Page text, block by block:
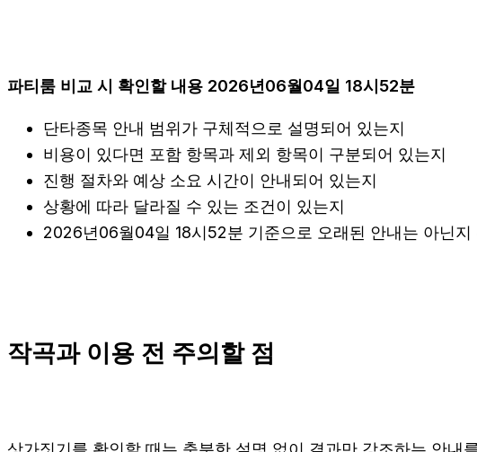
파티룸 비교 시 확인할 내용 2026년06월04일 18시52분
단타종목 안내 범위가 구체적으로 설명되어 있는지
비용이 있다면 포함 항목과 제외 항목이 구분되어 있는지
진행 절차와 예상 소요 시간이 안내되어 있는지
상황에 따라 달라질 수 있는 조건이 있는지
2026년06월04일 18시52분 기준으로 오래된 안내는 아닌지
작곡과 이용 전 주의할 점